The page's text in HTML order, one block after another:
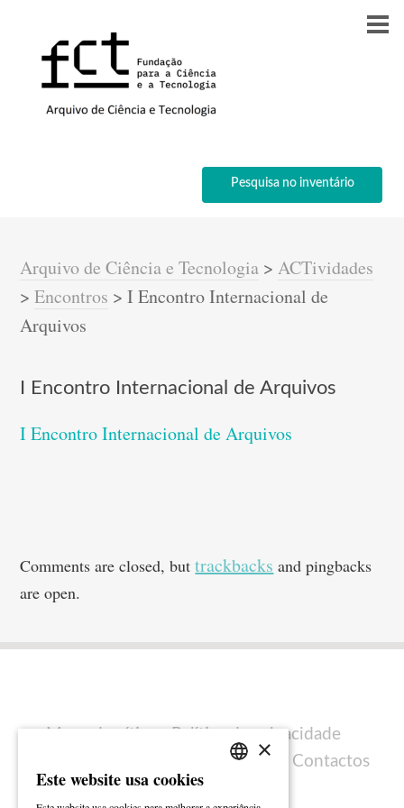
Pesquisa no inventário
Arquivo de Ciência e Tecnologia >ACTividades
>Encontros >I Encontro Internacional de
Arquivos
I Encontro Internacional de Arquivos
I Encontro Internacional de Arquivos
Comments are closed, buttrackbacks and pingbacks
are open.
Mapa do sítio
Política de privacidade
Ficha técnica Contactos
×
Este website usa cookies